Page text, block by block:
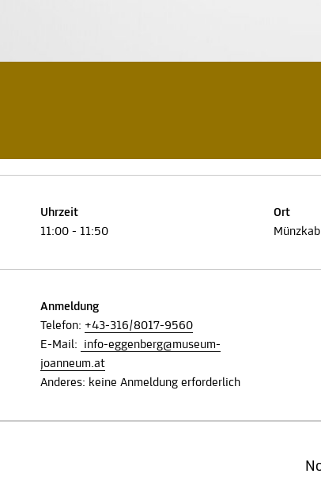
Uhrzeit
11:00 - 11:50
Ort
Anmeldung
Telefon: +43-316/8017-9560
E-Mail:
info-eggenberg@museum-
joanneum.at
Anderes: keine Anmeldung erforderlich